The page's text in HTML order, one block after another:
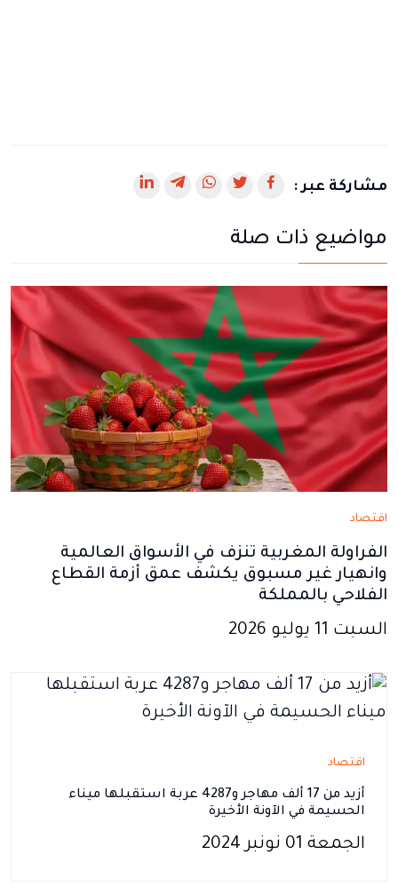
مشاركة عبر :
رابط
في
جديدة
رابط
في
جديدة
رابط
جديدة
رابط
جديدة
رابط
جديدة
مواضيع ذات صلة
اقتصاد
الفراولة المغربية تنزف في الأسواق العالمية
وانهيار غير مسبوق يكشف عمق أزمة القطاع
الفلاحي بالمملكة
السبت 11 يوليو 2026
اقتصاد
أزيد من 17 ألف مهاجر و4287 عربة استقبلها ميناء
الحسيمة في الآونة الأخيرة
الجمعة 01 نونبر 2024